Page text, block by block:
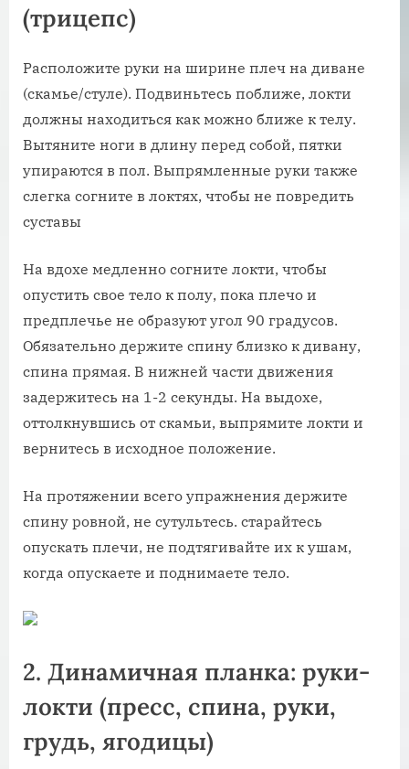
(трицепс)
Расположите руки на ширине плеч на диване
(скамье/стуле). Подвиньтесь поближе, локти
должны находиться как можно ближе к телу.
Вытяните ноги в длину перед собой, пятки
упираются в пол. Выпрямленные руки также
слегка согните в локтях, чтобы не повредить
суставы
На вдохе медленно согните локти, чтобы
опустить свое тело к полу, пока плечо и
предплечье не образуют угол 90 градусов.
Обязательно держите спину близко к дивану,
спина прямая. В нижней части движения
задержитесь на 1-2 секунды. На выдохе,
оттолкнувшись от скамьи, выпрямите локти и
вернитесь в исходное положение.
На протяжении всего упражнения держите
спину ровной, не сутультесь. старайтесь
опускать плечи, не подтягивайте их к ушам,
когда опускаете и поднимаете тело.
2. Динамичная планка: руки-
локти (пресс, спина, руки,
грудь, ягодицы)